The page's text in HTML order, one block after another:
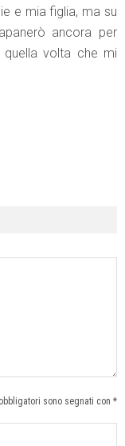
e mia figlia, ma su
ancora per
volta che mi
sono segnati con *